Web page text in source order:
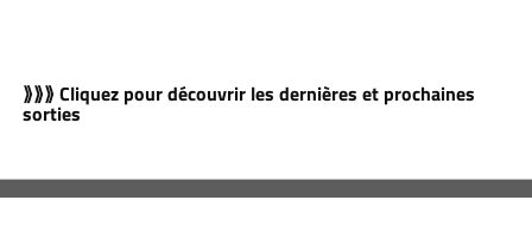
⟫⟫⟫ Cliquez pour découvrir les dernières et prochaines
sorties